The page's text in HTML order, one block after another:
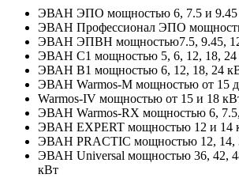
ЭВАН ЭПО мощностью 6, 7.5 и 9.45
ЭВАН Профессионал ЭПО
ЭВАН ЭПВН мощностью7.5, 9.45,
ЭВАН С1 мощностью 5, 6, 12, 18, 24
ЭВАН В1 мощностью 6, 12, 18, 24
ЭВАН Warmos-M мощностью от 15
Warmos-IV мощностью от 15 и 18
ЭВАН Warmos-RX мощностью 6,
ЭВАН EXPERT мощностью 12 и 14
ЭВАН PRACTIC мощностью 12, 14,
ЭВАН Universal мощностью 36, 42,
кВт